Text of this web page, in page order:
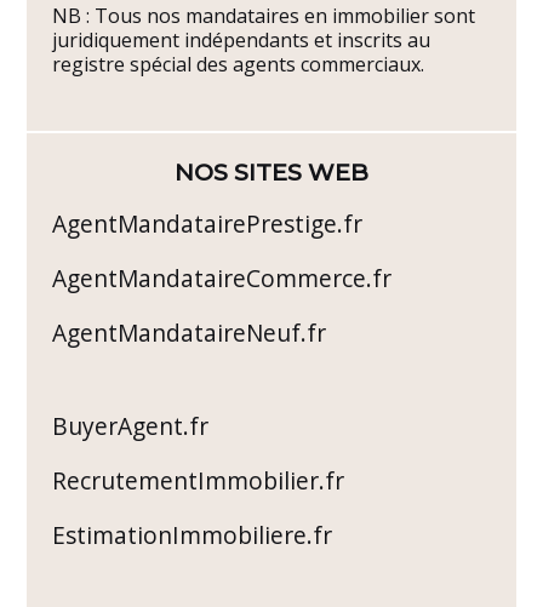
NB : Tous nos mandataires en immobilier sont
juridiquement indépendants et inscrits au
registre spécial des agents commerciaux.
NOS SITES WEB
AgentMandatairePrestige.fr
AgentMandataireCommerce.fr
AgentMandataireNeuf.fr
BuyerAgent.fr
RecrutementImmobilier.fr
EstimationImmobiliere.fr